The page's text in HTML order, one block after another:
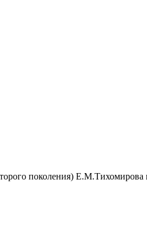
поколения)